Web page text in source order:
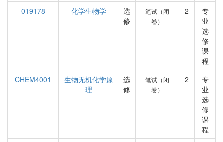
019178
化学生物学
选
修
笔试（闭
卷）
2
专
业
选
修
课
程
CHEM4001
生物无机化学原
理
选
修
笔试（闭
卷）
2
专
业
选
修
课
程